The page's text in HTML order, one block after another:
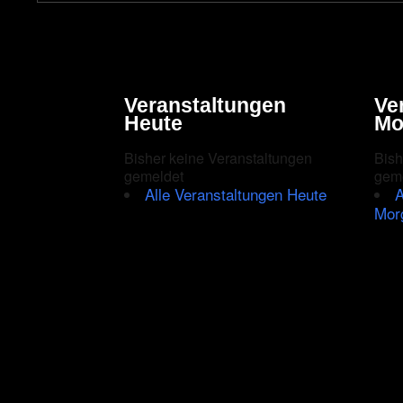
Veranstaltungen
Heute
Bisher keine Veranstaltungen
gemeldet
Alle Veranstaltungen Heute